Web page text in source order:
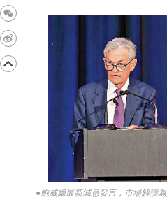
●鮑威爾最新減息發言，市場解讀